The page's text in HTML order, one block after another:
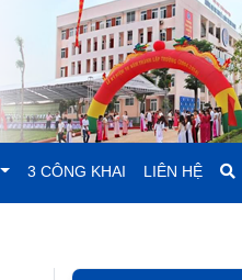
3 CÔNG KHAI LIÊN HỆ